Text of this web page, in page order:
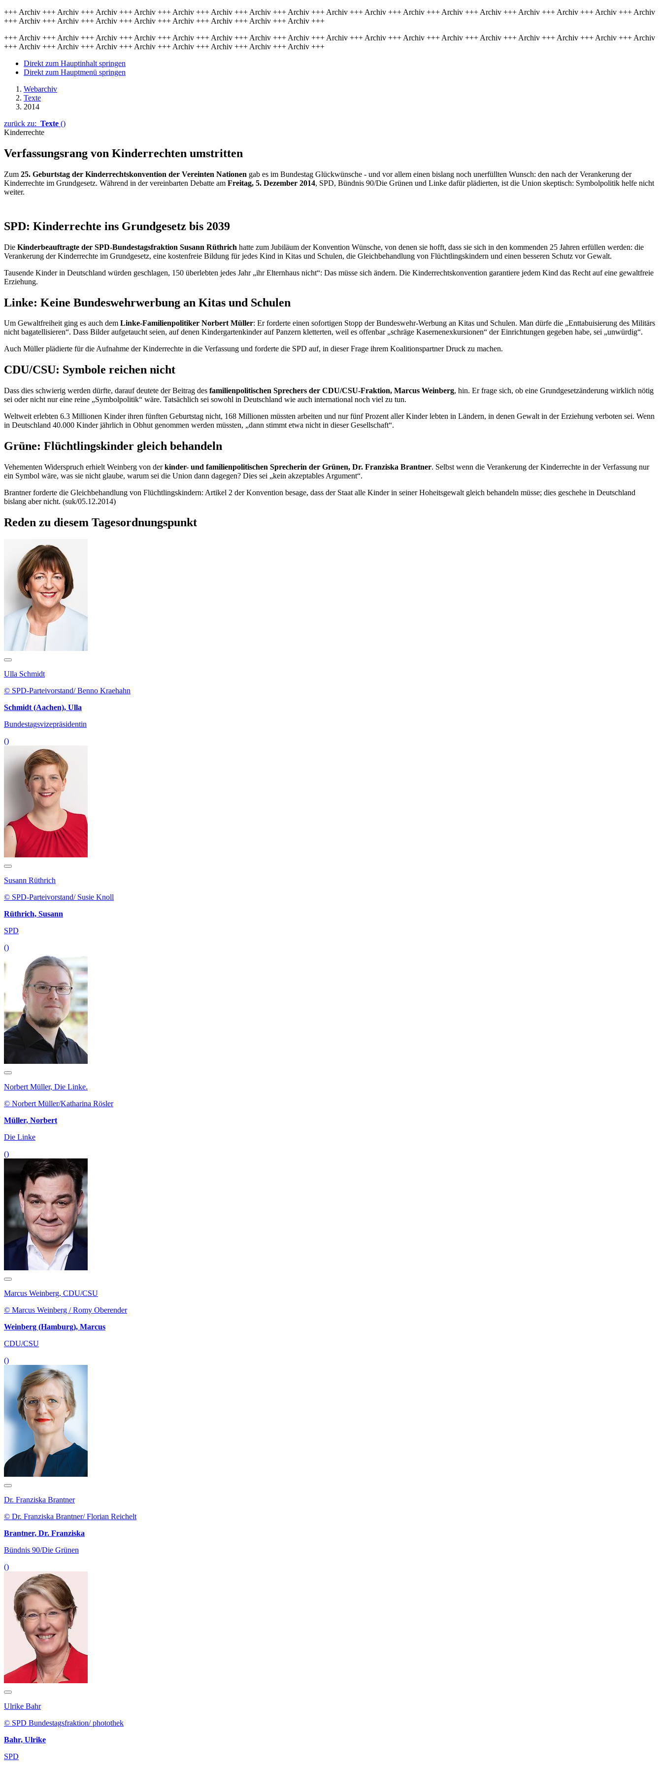
+++ Archiv +++ Archiv +++ Archiv +++ Archiv +++ Archiv +++ Archiv +++ Archiv +++ Archiv +++ Archiv +++ Archiv +++ Archiv +++ Archiv +++ Archiv +++ Archiv +++ Archiv +++ Archiv +++ Archiv
+++ Archiv +++ Archiv +++ Archiv +++ Archiv +++ Archiv +++ Archiv +++ Archiv +++ Archiv +++
+++ Archiv +++ Archiv +++ Archiv +++ Archiv +++ Archiv +++ Archiv +++ Archiv +++ Archiv +++ Archiv +++ Archiv +++ Archiv +++ Archiv +++ Archiv +++ Archiv +++ Archiv +++ Archiv +++ Archiv
+++ Archiv +++ Archiv +++ Archiv +++ Archiv +++ Archiv +++ Archiv +++ Archiv +++ Archiv +++
Direkt zum Hauptinhalt springen
Direkt zum Hauptmenü springen
Webarchiv
Texte
2014
zurück zu: Texte ()
Kinderrechte
Verfassungsrang von Kinderrechten umstritten
Zum 25. Geburtstag der Kinderrechtskonvention der Vereinten Nationen gab es im Bundestag Glückwünsche - und vor allem einen bislang noch unerfüllten Wunsch: den nach der Verankerung der
Kinderrechte im Grundgesetz. Während in der vereinbarten Debatte am Freitag, 5. Dezember 2014, SPD, Bündnis 90/Die Grünen und Linke dafür plädierten, ist die Union skeptisch: Symbolpolitik helfe nicht
weiter.
SPD: Kinderrechte ins Grundgesetz bis 2039
Die Kinderbeauftragte der SPD-Bundestagsfraktion Susann Rüthrich hatte zum Jubiläum der Konvention Wünsche, von denen sie hofft, dass sie sich in den kommenden 25 Jahren erfüllen werden: die
Verankerung der Kinderrechte im Grundgesetz, eine kostenfreie Bildung für jedes Kind in Kitas und Schulen, die Gleichbehandlung von Flüchtlingskindern und einen besseren Schutz vor Gewalt.
Tausende Kinder in Deutschland würden geschlagen, 150 überlebten jedes Jahr „ihr Elternhaus nicht“: Das müsse sich ändern. Die Kinderrechtskonvention garantiere jedem Kind das Recht auf eine gewaltfreie
Erziehung.
Linke: Keine Bundeswehrwerbung an Kitas und Schulen
Um Gewaltfreiheit ging es auch dem Linke-Familienpolitiker Norbert Müller: Er forderte einen sofortigen Stopp der Bundeswehr-Werbung an Kitas und Schulen. Man dürfe die „Enttabuisierung des Militärs
nicht bagatellisieren“. Dass Bilder aufgetaucht seien, auf denen Kindergartenkinder auf Panzern kletterten, weil es offenbar „schräge Kasernenexkursionen“ der Einrichtungen gegeben habe, sei „unwürdig“.
Auch Müller plädierte für die Aufnahme der Kinderrechte in die Verfassung und forderte die SPD auf, in dieser Frage ihrem Koalitionspartner Druck zu machen.
CDU/CSU: Symbole reichen nicht
Dass dies schwierig werden dürfte, darauf deutete der Beitrag des familienpolitischen Sprechers der CDU/CSU-Fraktion, Marcus Weinberg, hin. Er frage sich, ob eine Grundgesetzänderung wirklich nötig
sei oder nicht nur eine reine „Symbolpolitik“ wäre. Tatsächlich sei sowohl in Deutschland wie auch international noch viel zu tun.
Weltweit erlebten 6.3 Millionen Kinder ihren fünften Geburtstag nicht, 168 Millionen müssten arbeiten und nur fünf Prozent aller Kinder lebten in Ländern, in denen Gewalt in der Erziehung verboten sei. Wenn
in Deutschland 40.000 Kinder jährlich in Obhut genommen werden müssten, „dann stimmt etwa nicht in dieser Gesellschaft“.
Grüne: Flüchtlingskinder gleich behandeln
Vehementen Widerspruch erhielt Weinberg von derkinder- und familienpolitischen Sprecherin der Grünen, Dr. Franziska Brantner. Selbst wenn die Verankerung der Kinderrechte in der Verfassung nur
ein Symbol wäre, was sie nicht glaube, warum sei die Union dann dagegen? Dies sei „kein akzeptables Argument“.
Brantner forderte die Gleichbehandlung von Flüchtlingskindern: Artikel 2 der Konvention besage, dass der Staat alle Kinder in seiner Hoheitsgewalt gleich behandeln müsse; dies geschehe in Deutschland
bislang aber nicht. (suk/05.12.2014)
Reden zu diesem Tagesordnungspunkt
Ulla Schmidt
© SPD-Parteivorstand/ Benno Kraehahn
Schmidt (Aachen), Ulla
Bundestagsvizepräsidentin
()
Susann Rüthrich
© SPD-Parteivorstand/ Susie Knoll
Rüthrich, Susann
SPD
()
Norbert Müller, Die Linke.
© Norbert Müller/Katharina Rösler
Müller, Norbert
Die Linke
()
Marcus Weinberg, CDU/CSU
© Marcus Weinberg / Romy Oberender
Weinberg (Hamburg), Marcus
CDU/CSU
()
Dr. Franziska Brantner
© Dr. Franziska Brantner/ Florian Reichelt
Brantner, Dr. Franziska
Bündnis 90/Die Grünen
()
Ulrike Bahr
© SPD Bundestagsfraktion/ photothek
Bahr, Ulrike
SPD